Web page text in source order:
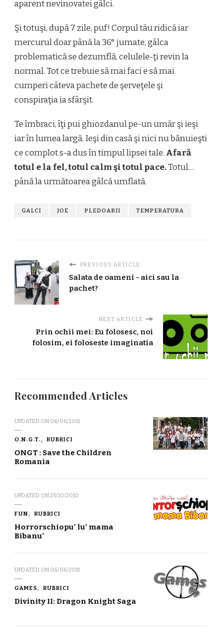
aparent nevinovatei gâlci.
Şi totuşi, după 7 zile, puf! Corpul tău ridică iar
mercurul doar până la 36° jumate, gâlca
problematică se dezumflă, celulele-ţi revin la
normal. Tot ce trebuie să mai faci e să mai
cumperi câteva pachete de şerveţele şi
conspiraţia ia sfârşit.
Te îmbraci, îţi pui ghiozdanul pe-un umăr şi ieşi
iar în lumea largă. Ieşi din casă şi nici nu bănuieşti
ce complot s-a dus în timpul lipsei tale. Afară
totul e la fel, totul calm şi totul pace.Totul…
până la următoarea gâlcă umflată.
GALCI JOE PLEDOARII TEMPERATURA
PREVIOUS ARTICLE
Salata de oameni - aici sau la
pachet?
NEXT ARTICLE
Prin ochii mei: Eu folosesc, noi
folosim, ei foloseste imaginatia
Recommended Articles
UPDATED ON 06/06/2011
O.N.G.T. RUBRICI
ONGT : Save the Children
Romania
UPDATED ON25/10/2010
FUN RUBRICI
Horrorschiopu’ lu’ mama
Bibanu’
UPDATED ON 06/06/2011
GAMES RUBRICI
Divinity II: Dragon Knight Saga